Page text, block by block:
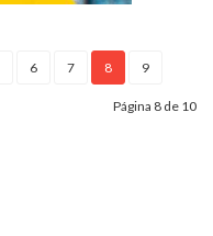
6 7 8 9
Página 8 de 10